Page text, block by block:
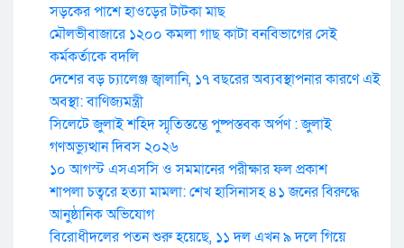
সড়কের পাশে হাওড়ের টাটকা মাছ
মৌলভীবাজারে ১২০০ কমলা গাছ কাটা বনবিভাগের সেই
কর্মকর্তাকে বদলি
দেশের বড় চ্যালেঞ্জ জ্বালানি, ১৭ বছরের অব্যবস্থাপনার কারণে এই
অবস্থা: বাণিজ্যমন্ত্রী
সিলেটে জুলাই শহিদ স্মৃতিস্তম্ভে পুষ্পস্তবক অর্পণ : জুলাই
গণঅভ্যুত্থান দিবস ২০২৬
১০ আগস্ট এসএসসি ও সমমানের পরীক্ষার ফল প্রকাশ
শাপলা চত্বরে হত্যা মামলা: শেখ হাসিনাসহ ৪১ জনের বিরুদ্ধে
আনুষ্ঠানিক অভিযোগ
বিরোধীদলের পতন শুরু হয়েছে, ১১ দল এখন ৯ দলে গিয়ে